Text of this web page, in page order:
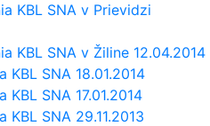
KBL SNA v Prievidzi
KBL SNA v Žiline 12.04.2014
KBL SNA 18.01.2014
KBL SNA 17.01.2014
KBL SNA 29.11.2013